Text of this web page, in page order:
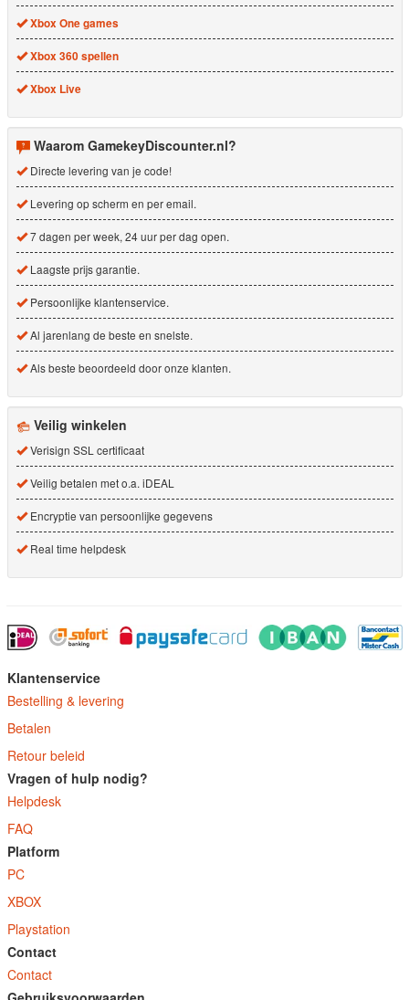
Xbox One games
Xbox 360 spellen
Xbox Live
Waarom GamekeyDiscounter.nl?
Directe levering van je code!
Levering op scherm en per email.
7 dagen per week, 24 uur per dag open.
Laagste prijs garantie.
Persoonlijke klantenservice.
Al jarenlang de beste en snelste.
Als beste beoordeeld door onze klanten.
Veilig winkelen
Verisign SSL certificaat
Veilig betalen met o.a. iDEAL
Encryptie van persoonlijke gegevens
Real time helpdesk
Klantenservice
Bestelling & levering
Betalen
Retour beleid
Vragen of hulp nodig?
Helpdesk
FAQ
Platform
PC
XBOX
Playstation
Contact
Contact